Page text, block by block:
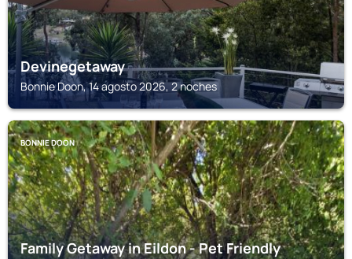
Devinegetaway
Bonnie Doon, 14 agosto 2026, 2 noches
BONNIE DOON
Family Getaway in Eildon - Pet Friendly